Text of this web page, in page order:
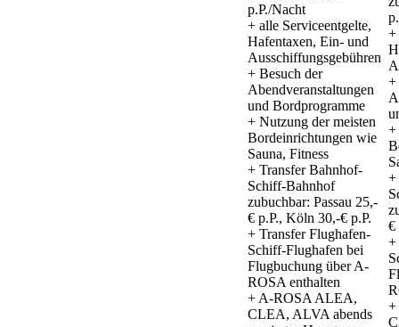
p.P./Nacht
+ alle Serviceentgelte,
Hafentaxen, Ein- und
Ausschiffungsgebühren
+ Besuch der
Abendveranstaltungen
und Bordprogramme
+ Nutzung der meisten
Bordeinrichtungen wie
Sauna, Fitness
+ Transfer Bahnhof-
Schiff-Bahnhof
zubuchbar: Passau 25,-
€ p.P., Köln 30,-€ p.P.
+ Transfer Flughafen-
Schiff-Flughafen bei
Flugbuchung über A-
ROSA enthalten
+ A-ROSA ALEA,
CLEA, ALVA abends
+
+
+
+
€
+
+